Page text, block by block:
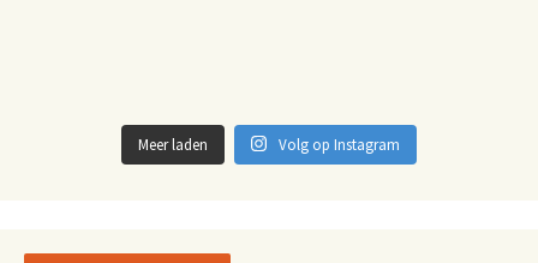
Meer laden Volg op Instagram